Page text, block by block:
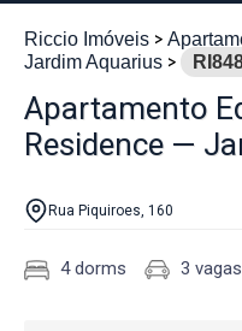
Riccio Imóveis
Jardim Aquarius
Apartamento
Residence —
Rua Piquiroes, 160
4 dorms 3 vagas